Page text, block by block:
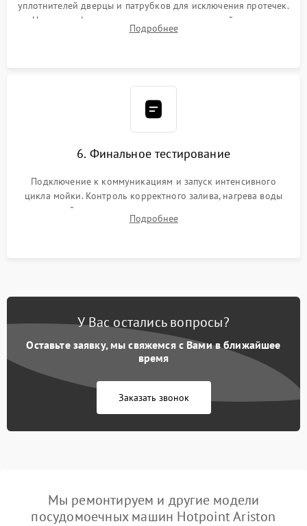
уплотнителей дверцы и патрубков для исключения протечек.
Надежная фиксация хомутов гидравлической системы,
сборка корпуса и установка датчика поплавка.
Подробнее
6. Финальное тестирование
Подключение к коммуникациям и запуск интенсивного
цикла мойки. Контроль корректного залива, нагрева воды
до нужной температуры, отсутствия посторонних шумов,
штатного слива и абсолютной сухости в поддоне.
Подробнее
У Вас остались вопросы?
Оставьте заявку, мы свяжемся с Вами в ближайшее
время
Заказать звонок
Мы ремонтируем и другие модели
посудомоечных машин Hotpoint Ariston